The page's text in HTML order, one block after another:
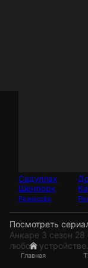
Главная
Садуллах
Шентюрк
Режиссёр
Посмотреть
Анкаре 3 сезон
любом